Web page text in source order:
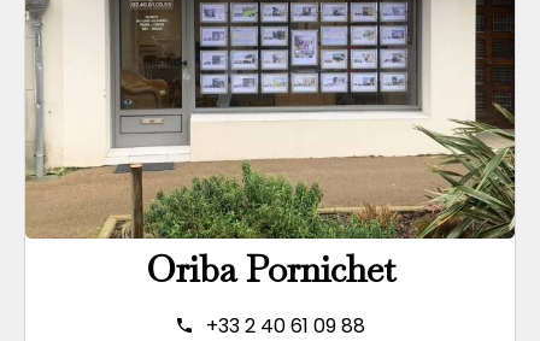
Oriba Pornichet
+33 2 40 61 09 88